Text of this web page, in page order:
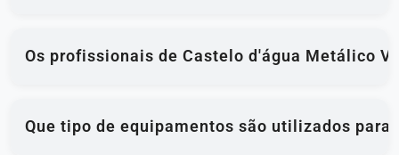
Os profissionais de Castelo d'água Metálico
Que tipo de equipamentos são utilizados